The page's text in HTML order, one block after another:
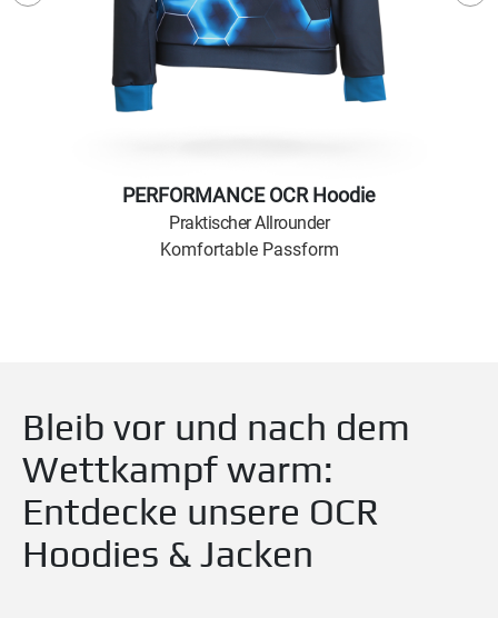
PERFORMANCE OCR Hoodie
Praktischer Allrounder
Komfortable Passform
Bleib vor und nach dem
Wettkampf warm:
Entdecke unsere OCR
Hoodies & Jacken